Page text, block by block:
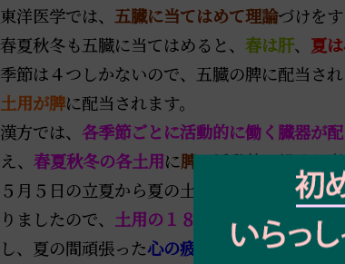
東洋医学では、 五臓に当てはめて理論づけを
春夏秋冬も五臓に当てはめると、 春は肝、 夏
季節は４つしかないので、五臓の脾に配当さ
土用が脾に配当されます。
漢方では、 各季節ごとに活動的に働く臓器が
え、 春夏秋冬の各土用に脾が活動的に働くと
５月５日の立夏から夏の土用の入りまでの期
りましたので、 土用の１８日間 は 脾が頑張って
し、夏の間頑張った心の疲労を回復
する事を